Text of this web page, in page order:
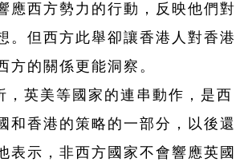
應西方勢力的行動，反映他們對
。但西方此舉卻讓香港人對香港
方的關係更能洞察。
，英美等國家的連串動作，是西
和香港的策略的一部分，以後還
表示，非西方國家不會響應英國